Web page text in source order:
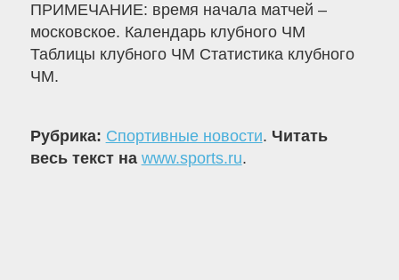
ПРИМЕЧАНИЕ: время начала матчей –
московское. Календарь клубного ЧМ
Таблицы клубного ЧМ Статистика клубного
ЧМ.
Рубрика: Спортивные новости. Читать
весь текст на www.sports.ru.